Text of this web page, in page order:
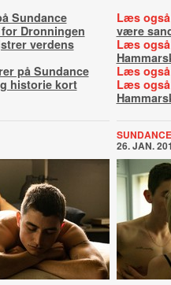
Sundance
Dronningen
verdens
på Sundance
historie kort
Læs
være
Læs
Læs
Læs
26. JAN.